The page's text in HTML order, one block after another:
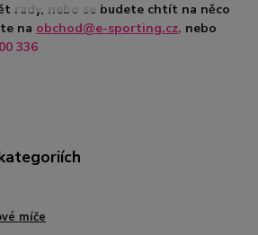
rady, nebo se budete chtít na něco
na obchod@e-sporting.cz, nebo
336
míče